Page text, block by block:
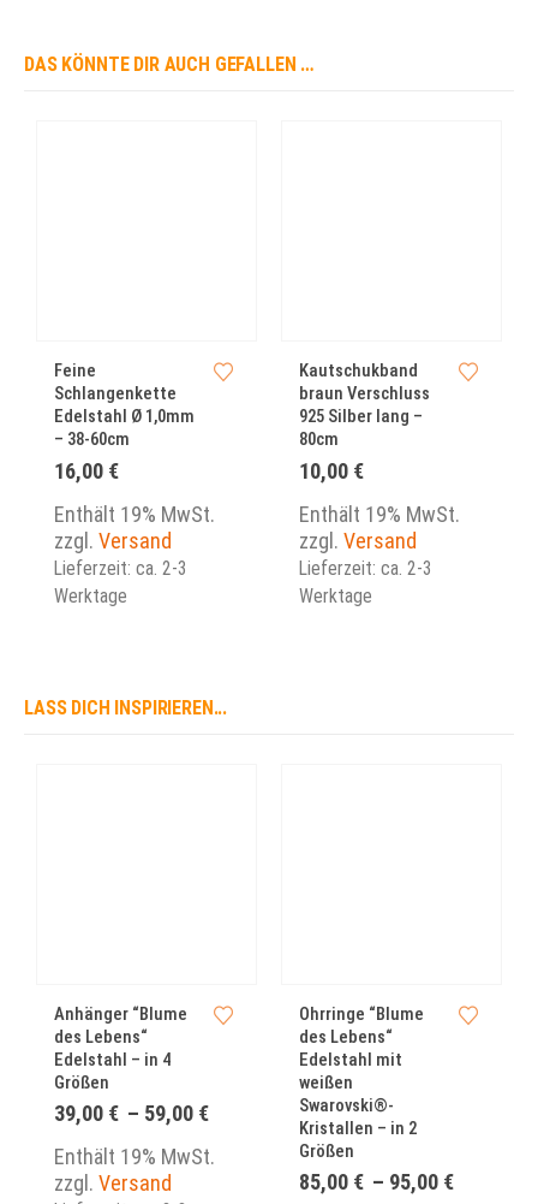
DAS KÖNNTE DIR AUCH GEFALLEN …
Feine
Schlangenkette
Edelstahl Ø 1,0mm
– 38-60cm
16,00 €
Enthält 19% MwSt.
zzgl. Versand
Lieferzeit: ca. 2-3
Werktage
Kautschukband
braun Verschluss
925 Silber lang –
80cm
10,00 €
Enthält 19% MwSt.
zzgl. Versand
Lieferzeit: ca. 2-3
Werktage
LASS DICH INSPIRIEREN...
Anhänger “Blume
des Lebens“
Edelstahl – in 4
Größen
39,00 € – 59,00 € Preisspanne:
Enthält 19% MwSt.
zzgl. Versand
Ohrringe “Blume
des Lebens“
Edelstahl mit
weißen
Swarovski®-
Kristallen – in 2
Größen
85,00 € – 95,00 €